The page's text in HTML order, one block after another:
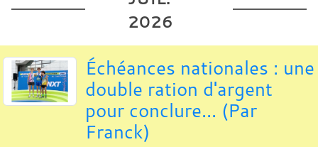
2026
Échéances nationales : une
double ration d'argent
pour conclure... (Par
Franck)